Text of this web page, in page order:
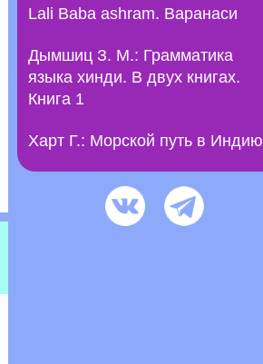
Lali Baba ashram. Варанаси
Дымшиц З. М.: Грамматика
языка хинди. В двух книгах.
Книга 1
Харт Г.: Морской путь в Индию